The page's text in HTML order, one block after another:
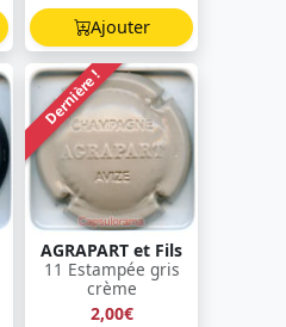
Ajouter
Dernière !
AGRAPART et Fils
11 Estampée gris
crème
2,00€